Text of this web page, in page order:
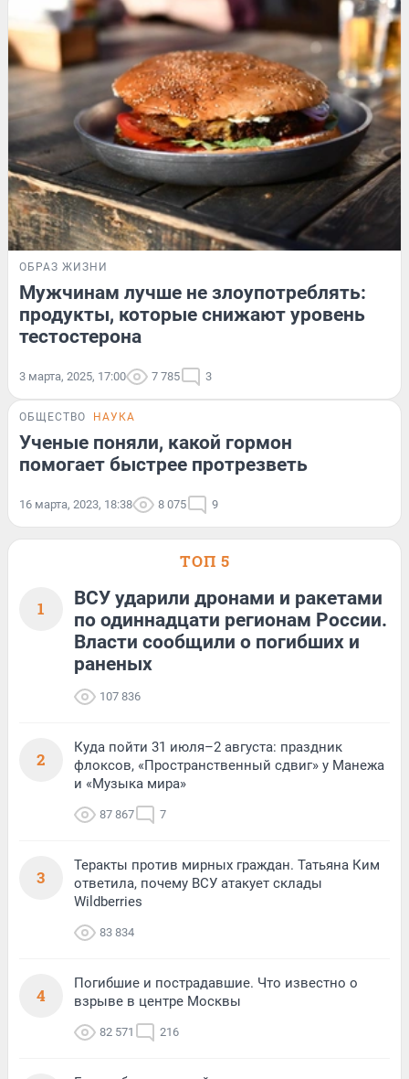
ОБРАЗ ЖИЗНИ
Мужчинам лучше не злоупотреблять:
продукты, которые снижают уровень
тестостерона
3 марта, 2025, 17:00 7 785 3
ОБЩЕСТВО НАУКА
Ученые поняли, какой гормон
помогает быстрее протрезветь
16 марта, 2023, 18:38 8 075 9
ТОП 5
1
ВСУ ударили дронами и ракетами
по одиннадцати регионам России.
Власти сообщили о погибших и
раненых
107 836
2
Куда пойти 31 июля–2 августа: праздник
флоксов, «Пространственный сдвиг» у Манежа
и «Музыка мира»
87 867 7
3
Теракты против мирных граждан. Татьяна Ким
ответила, почему ВСУ атакует склады
Wildberries
83 834
4
Погибшие и пострадавшие. Что известно о
взрыве в центре Москвы
82 571 216